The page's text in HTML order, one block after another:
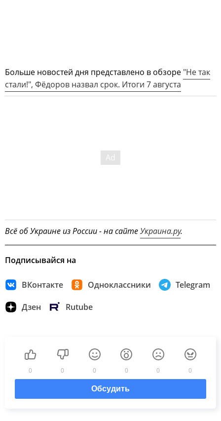
Больше новостей дня представлено в обзоре "Не так
стали!", Фёдоров назвал срок. Итоги 7 августа
Всё об Украине из России - на сайтеУкраина.ру.
Подписывайся на
ВКонтакте Одноклассники Telegram
Дзен Rutube
0 0 0 0 0 0
Обсудить